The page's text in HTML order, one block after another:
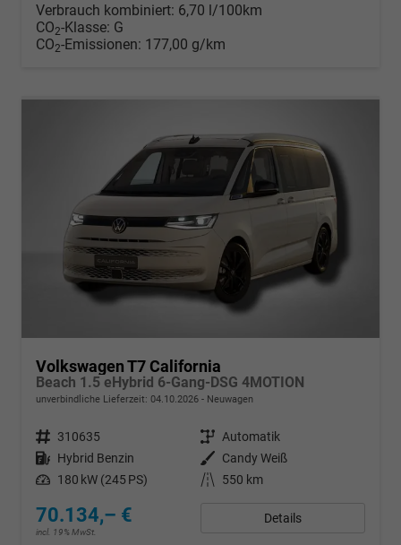
Verbrauch kombiniert: 6,70 l/100km
CO2-Klasse: G
CO2-Emissionen: 177,00 g/km
Volkswagen T7 California
Beach 1.5 eHybrid 6-Gang-DSG 4MOTION
unverbindliche Lieferzeit: 04.10.2026 Neuwagen
Fahrzeugnr. 310635 Getriebe Automatik
Kraftstoff Hybrid Benzin Außenfarbe
Candy Weiß
Leistung 180 kW (245 PS) Kilometerstand 550 km
70.134,– €
incl. 19% MwSt.
Details